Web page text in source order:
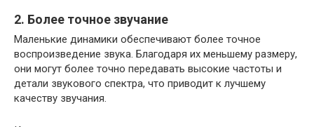
2. Более точное звучание
Маленькие динамики обеспечивают более точное
воспроизведение звука. Благодаря их меньшему размеру,
они могут более точно передавать высокие частоты и
детали звукового спектра, что приводит к лучшему
качеству звучания.